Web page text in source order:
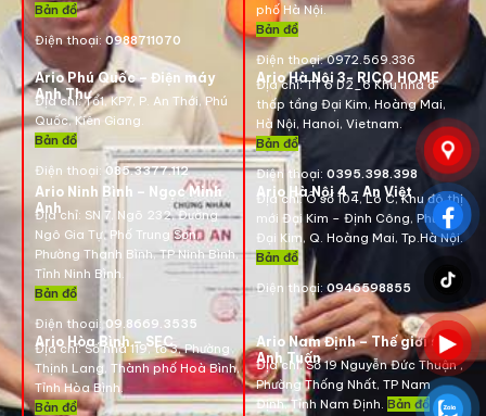
Bản đồ
Điện thoại: 0988711070
phố Hà Nội.
Bản đồ
Điện thoại:0972.569.336
Ario Phú Quốc – Điện máy
Anh Thư
Địa chỉ:Tổ1, KP7, P. An Thới, Phú
Quốc, Kiên Giang.
Bản đồ
Điện thoại: 085.3377.112
Ario Hà Nội 3- RICO HOME
Địa chỉ: TT 6 D2_6 Khu nhà ở
thấp tầng Đại Kim, Hoàng Mai,
Hà Nội, Hanoi, Vietnam
Bản đồ
Điện thoại: 0395.398.398
Ario Ninh Bình – Ngọc Minh
Anh
Địa chỉ: SN 7, Ngõ 232, Đường
Ngô Gia Tự, Phố Trung Sơn,
Phường Thanh Bình, TP Ninh Bình,
Tỉnh Ninh Bình.
Bản đồ
Điện thoại:09.8669.3535
Ario Hà Nội 4 – An Việt
Địa chỉ:Ô số 104, Lô C, Khu đô thị
mới Đại Kim – Định Công, Phường
Đại Kim, Q. Hoàng Mai, Tp.Hà Nội.
Bản đồ
Điện thoại: 0946598855
Ario Hòa Bình – SEC
Địa chỉ:Số nhà 119, tổ 3, Phường
Thịnh Lang, Thành phố Hoà Bình,
Tỉnh Hòa Bình.
Bản đồ
Ario Nam Định – Thế giới số
Anh Tuấn
Địa chỉ:Số 19 Nguyễn Đức Thuận ,
Phường Thống Nhất, TP Nam
Định, Tỉnh Nam Định. Bản đồ